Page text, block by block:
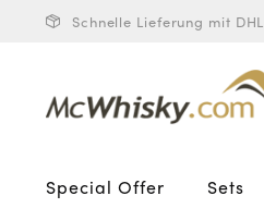
Schnelle Lieferung mit DHL
Special Offer Sets